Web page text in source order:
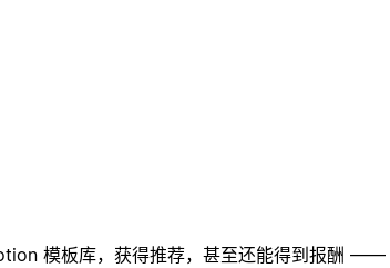
模板库，获得推荐，甚至还能得到报酬 ——